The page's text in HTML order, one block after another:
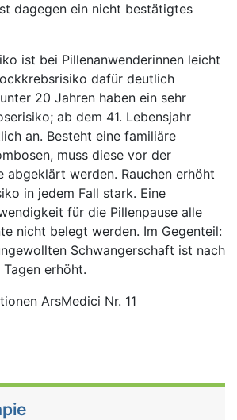
dagegen ein nicht bestätigtes
ist bei Pillenanwenderinnen leicht
dafür deutlich
20 Jahren haben ein sehr
ab dem 41. Lebensjahr
an. Besteht eine familiäre
muss diese vor der
abgeklärt werden. Rauchen erhöht
in jedem Fall stark. Eine
für die Pillenpause alle
nicht belegt werden. Im Gegenteil:
Schwangerschaft ist nach
erhöht.
ArsMedici Nr. 11